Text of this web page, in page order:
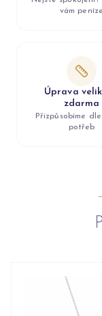
vám peníze
Úprava
zdarma
Přizpůsobíme
potřeb